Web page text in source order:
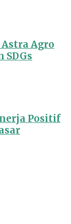
Agro
SDGs
Positif